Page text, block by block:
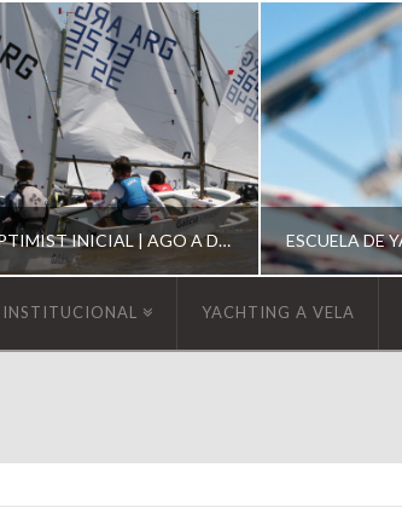
ESCUELA DE OPTIMIST INICIAL | AGO A DIC 2026
INSTITUCIONAL YACHTING A VELA